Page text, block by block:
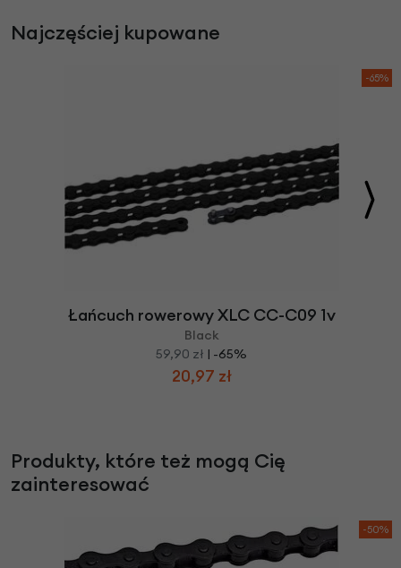
Najczęściej kupowane
-65%
Łańcuch rowerowy XLC CC-C09 1v
Black
59,90 zł | -65%
20,97 zł
Produkty, które też mogą Cię
zainteresować
-50%